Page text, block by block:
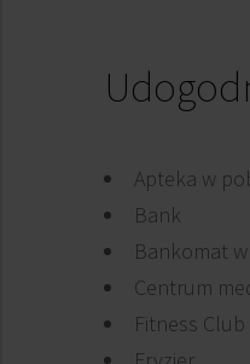
Apteka w
Bank
Bankomat
Centrum
Fitness Club